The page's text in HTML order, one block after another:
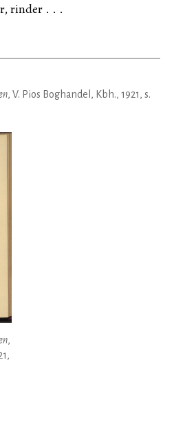
rinder . . .
, V. Pios Boghandel, Kbh., 1921, s.
,